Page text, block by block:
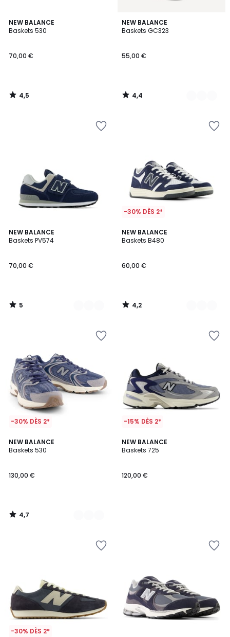
NEW BALANCE
Baskets 530
70,00 €
4,5
/ 5
4,5
/
NEW BALANCE
Baskets GC323
55,00 €
4,4
/ 5
2
Couleurs
4,4
/
NEW BALANCE
Baskets PV574
70,00 €
5
/
2
Couleurs
5
/
-30% DÈS 2*
NEW BALANCE
Baskets B480
60,00 €
4,2
/ 5
2
Couleurs
4,2
/
-30% DÈS 2*
NEW BALANCE
Baskets 530
130,00 €
4,7
/ 5
3
Couleurs
4,7
/
-15% DÈS 2*
NEW BALANCE
Baskets 725
120,00 €
-30% DÈS 2*